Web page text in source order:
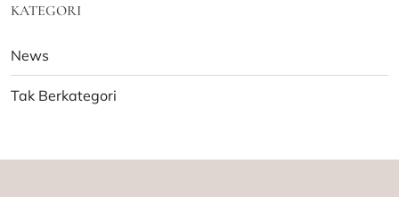
KATEGORI
News
Tak Berkategori